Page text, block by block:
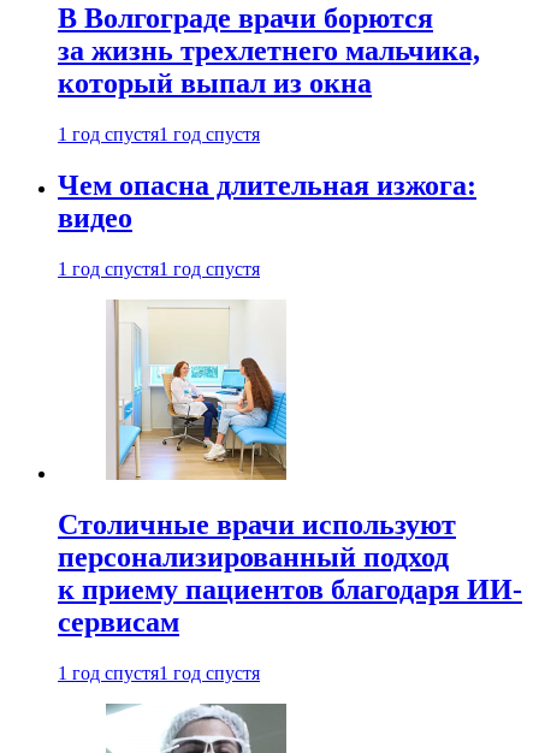
В Волгограде врачи борются
за жизнь трехлетнего мальчика,
который выпал из окна
1 год спустя1 год спустя
Чем опасна длительная изжога:
видео
1 год спустя1 год спустя
Столичные врачи используют
персонализированный подход
к приему пациентов благодаря ИИ-
сервисам
1 год спустя1 год спустя